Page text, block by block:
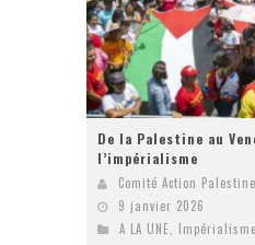
De la Palestine au
l’impérialisme
Comité Action Palestine
9 janvier 2026
A LA UNE,